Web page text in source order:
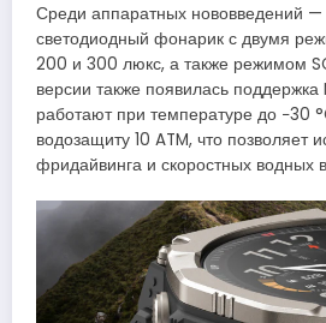
Среди аппаратных нововведений —
светодиодный фонарик с двумя
200 и 300 люкс, а также режимом
версии также появилась поддержка
работают при температуре до −30
водозащиту 10 ATM, что позволяет
фридайвинга и скоростных водных